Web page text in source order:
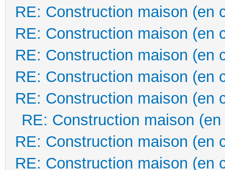
RE: Construction maison (en
RE: Construction maison (en
RE: Construction maison (en
RE: Construction maison (en
RE: Construction maison (en
RE: Construction maison
RE: Construction maison (en
RE: Construction maison (en